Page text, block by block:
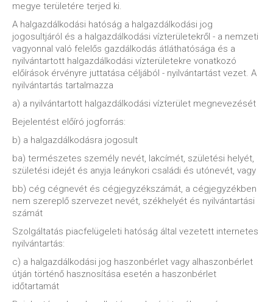
megye területére terjed ki.
A halgazdálkodási hatóság a halgazdálkodási jog
jogosultjáról és a halgazdálkodási vízterületekről - a nemzeti
vagyonnal való felelős gazdálkodás átláthatósága és a
nyilvántartott halgazdálkodási vízterületekre vonatkozó
előírások érvényre juttatása céljából - nyilvántartást vezet. A
nyilvántartás tartalmazza
a) a nyilvántartott halgazdálkodási vízterület megnevezését
Bejelentést előíró jogforrás:
b) a halgazdálkodásra jogosult
ba) természetes személy nevét, lakcímét, születési helyét,
születési idejét és anyja leánykori családi és utónevét, vagy
bb) cég cégnevét és cégjegyzékszámát, a cégjegyzékben
nem szereplő szervezet nevét, székhelyét és nyilvántartási
számát
Szolgáltatás piacfelügeleti hatóság által vezetett internetes
nyilvántartás:
c) a halgazdálkodási jog haszonbérlet vagy alhaszonbérlet
útján történő hasznosítása esetén a haszonbérlet
időtartamát